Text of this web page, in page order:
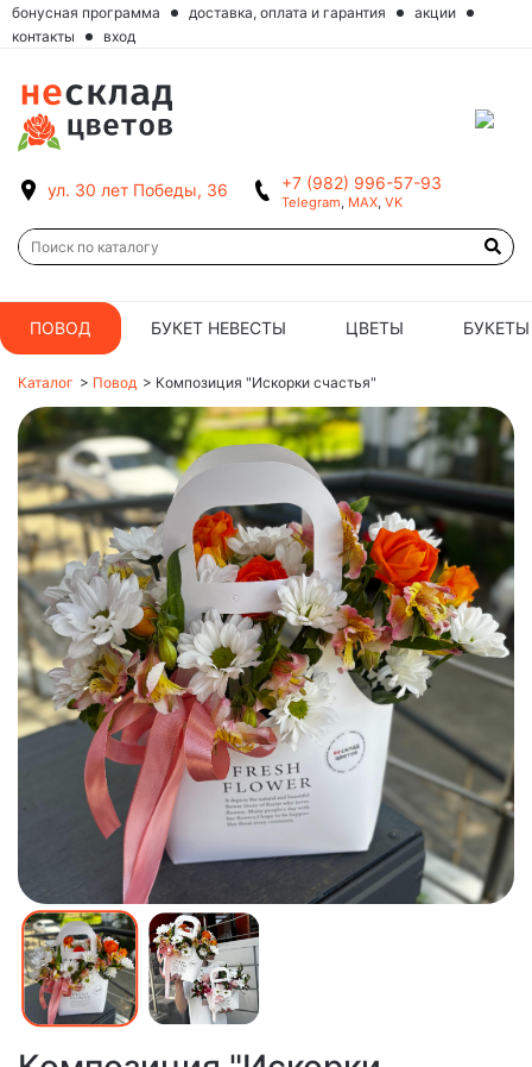
бонусная программа доставка, оплата и гарантия
акции
контакты
вход
ул. 30 лет Победы, 36 +7 (982) 996-57-93
Telegram, MAX, VK
ПОВОД БУКЕТ НЕВЕСТЫ ЦВЕТЫ БУКЕТЫ
Каталог > Повод > Композиция "Искорки счастья"